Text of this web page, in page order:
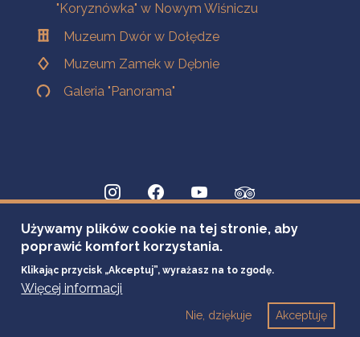
"Koryznówka" w Nowym Wiśniczu
Muzeum Dwór w Dołędze
Muzeum Zamek w Dębnie
Galeria "Panorama"
Używamy plików cookie na tej stronie, aby
poprawić komfort korzystania.
Klikając przycisk „Akceptuj”, wyrażasz na to zgodę.
Więcej informacji
Akceptuję
Nie, dziękuje